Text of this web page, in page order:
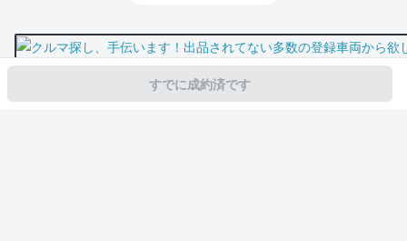
すでに成約済です